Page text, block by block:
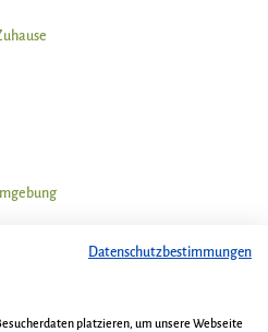
Datenschutzbestimmungen
platzieren, um unsere Webseite